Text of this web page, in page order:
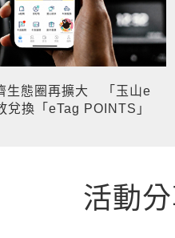
生態圈再擴大 「玉山e
兌換「eTag POINTS」
活動